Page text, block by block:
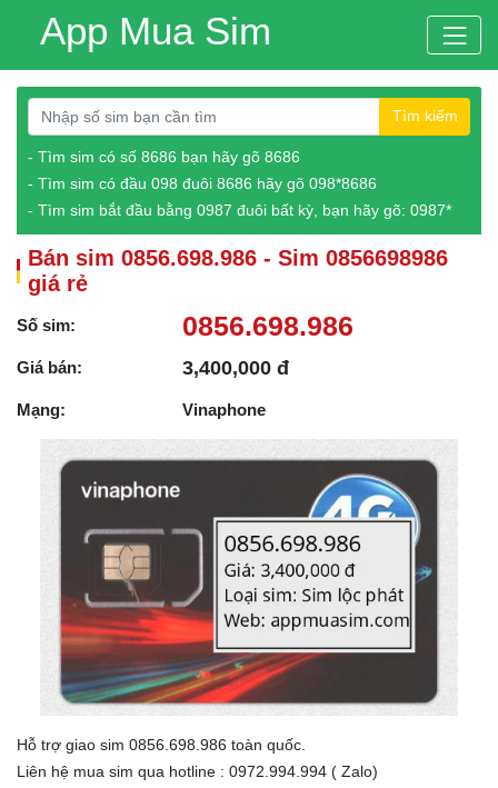
App Mua Sim
Tìm kiếm
- Tìm sim có số 8686 bạn hãy gõ 8686
- Tìm sim có đầu 098 đuôi 8686 hãy gõ 098*8686
- Tìm sim bắt đầu bằng 0987 đuôi bất kỳ, bạn hãy gõ: 0987*
Bán sim 0856.698.986 - Sim 0856698986
giá rẻ
Số sim: 0856.698.986
Giá bán: 3,400,000 đ
Mạng: Vinaphone
Hỗ trợ giao sim 0856.698.986 toàn quốc.
Liên hệ mua sim qua hotline : 0972.994.994 ( Zalo)